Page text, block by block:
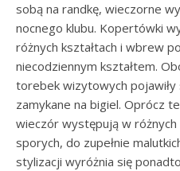
sobą na randkę, wieczorne
nocnego klubu. Kopertówki
różnych kształtach i wbrew
niecodziennym kształtem.
torebek wizytowych
zamykane na bigiel. Oprócz
wieczór występują w różnych
sporych, do zupełnie
stylizacji wyróżnia się